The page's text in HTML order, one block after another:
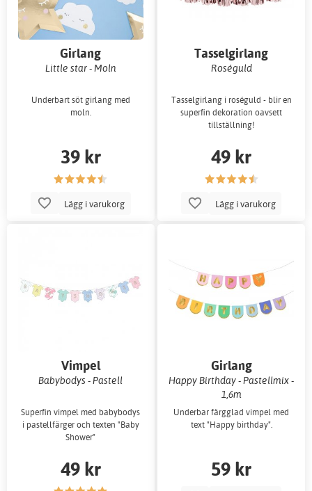
Girlang
Little star - Moln
Underbart söt girlang med
moln.
39 kr
Lägg i varukorg
Tasselgirlang
Roséguld
Tasselgirlang i roséguld - blir en
superfin dekoration oavsett
tillställning!
49 kr
Lägg i varukorg
Vimpel
Babybodys - Pastell
Superfin vimpel med babybodys
i pastellfärger och texten "Baby
Shower"
49 kr
Girlang
Happy Birthday - Pastellmix -
1,6m
Underbar färgglad vimpel med
text "Happy birthday".
59 kr